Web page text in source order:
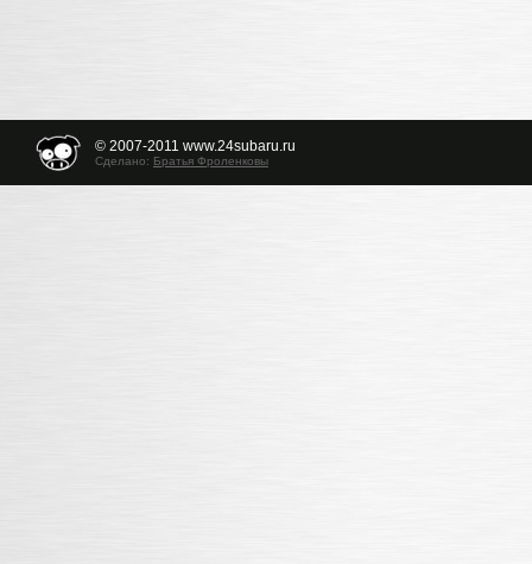
© 2007-2011 www.24subaru.ru
Сделано: Братья Фроленковы